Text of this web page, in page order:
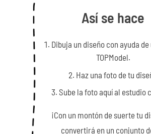
Así se hace
Dibuja un diseño con ayuda
TOPModel.
Haz una foto de tu
Sube la foto aquí al estudio
¡Con un montón de suerte tu
convertirá en un conjunto